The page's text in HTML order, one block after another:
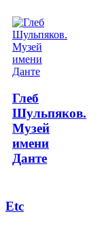
Глеб
Шульпяков.
Музей
имени
Данте
Etc